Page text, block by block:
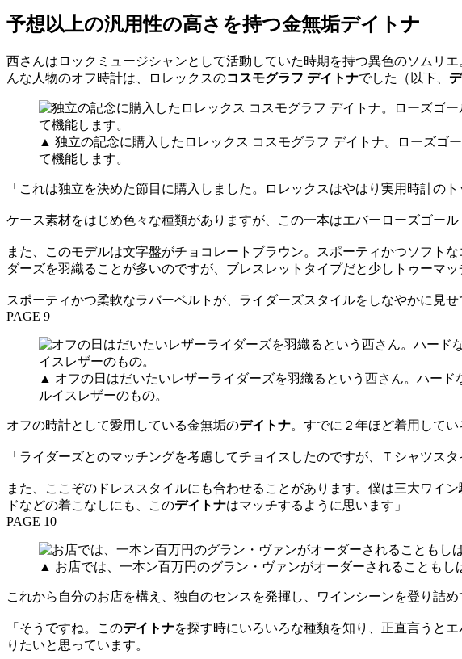
予想以上の汎用性の高さを持つ金無垢デイトナ
西さんはロックミュージシャンとして活動していた時期を持つ異色のソムリ
んな人物のオフ時計は、ロレックスのコスモグラフ デイトナでした（以下、
▲ 独立の記念に購入したロレックス コスモグラフ デイトナ。ローズゴ
て機能します。
「これは独立を決めた節目に購入しました。ロレックスはやはり実用時計の
ケース素材をはじめ色々な種類がありますが、この一本はエバーローズゴー
また、このモデルは文字盤がチョコレートブラウン。スポーティかつソフト
ダーズを羽織ることが多いのですが、ブレスレットタイプだと少しトゥーマッ
スポーティかつ柔軟なラバーベルトが、ライダーズスタイルをしなやかに見せ
PAGE 9
▲ オフの日はだいたいレザーライダーズを羽織るという西さん。ハー
ルイスレザーのもの。
オフの時計として愛用している金無垢のデイトナ。すでに２年ほど着用して
「ライダーズとのマッチングを考慮してチョイスしたのですが、Ｔシャツス
また、ここぞのドレススタイルにも合わせることがあります。僕は三大ワイ
ドなどの着こなしにも、このデイトナはマッチするように思います」
PAGE 10
▲ お店では、一本ン百万円のグラン・ヴァンがオーダーされることも
これから自分のお店を構え、独自のセンスを発揮し、ワインシーンを登り詰
「そうですね。このデイトナを探す時にいろいろな種類を知り、正直言うと
りたいと思っています。